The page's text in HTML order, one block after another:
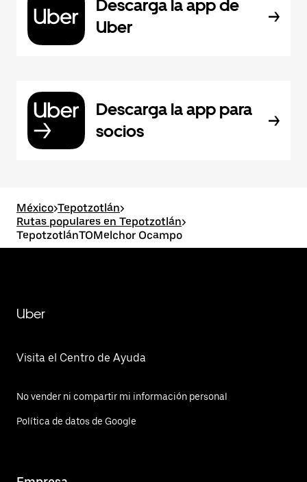
Descarga la app de
Uber
Descarga la app para
socios
México>Tepotzotlán>
Rutas populares en Tepotzotlán>
TepotzotlánTOMelchor Ocampo
Uber
Visita el Centro de Ayuda
No vender ni compartir mi información personal
Política de datos de Google